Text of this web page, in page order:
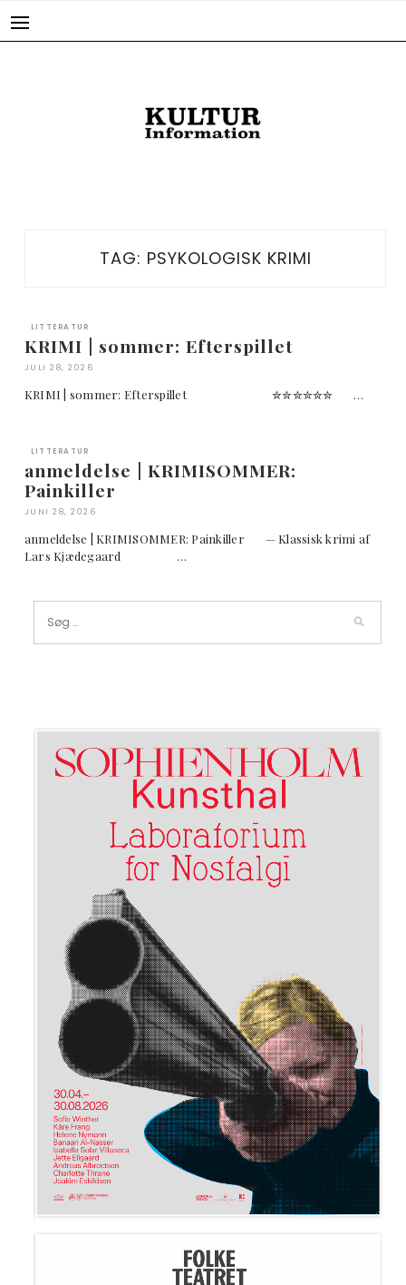
TAG: PSYKOLOGISK KRIMI
LITTERATUR
KRIMI | sommer: Efterspillet
JULI 28, 2026
KRIMI | sommer: Efterspillet ✮✮✮✮✮✮ …
LITTERATUR
anmeldelse | KRIMISOMMER:
Painkiller
JUNI 28, 2026
anmeldelse | KRIMISOMMER: Painkiller — Klassisk krimi af
Lars Kjædegaard …